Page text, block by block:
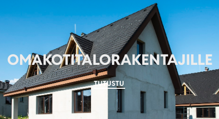
OMAKOTITALORAKENTAJILLE
TUTUSTU